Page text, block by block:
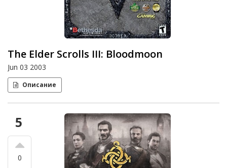
The Elder Scrolls III: Bloodmoon
Jun 03 2003
Описание
5
0